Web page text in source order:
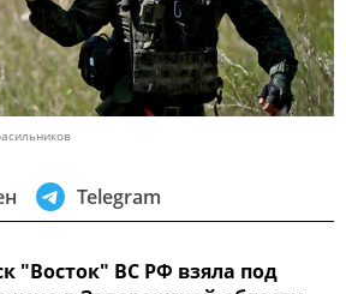
Telegram
"Восток" ВС РФ взяла под